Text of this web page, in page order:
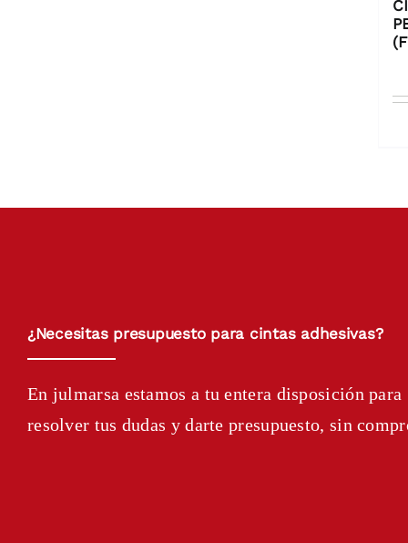
¿Necesitas presupuesto para cintas adhesivas?
En julmarsa estamos a tu entera disposición para
resolver tus dudas y darte presupuesto, sin